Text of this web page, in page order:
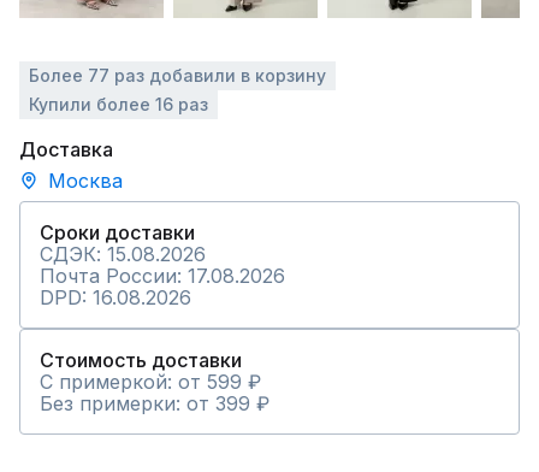
Более 77 раз добавили в корзину
Купили более 16 раз
Доставка
Москва
Сроки доставки
СДЭК: 15.08.2026
Почта России: 17.08.2026
DPD: 16.08.2026
Стоимость доставки
С примеркой: от 599 ₽
Без примерки: от 399 ₽